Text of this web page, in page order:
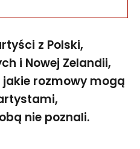
z Polski,
i Nowej Zelandii,
rozmowy mogą
nie poznali.